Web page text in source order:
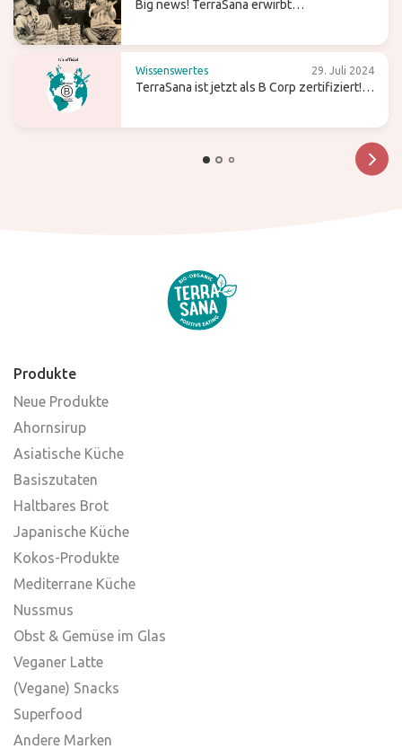
Big news! TerraSana erwirbt
Wissenswertes 29. Juli 2024
TerraSana ist jetzt als B Corp zertifiziert!
Produkte
Neue Produkte
Ahornsirup
Asiatische Küche
Basiszutaten
Haltbares Brot
Japanische Küche
Kokos-Produkte
Mediterrane Küche
Nussmus
Obst & Gemüse im Glas
Veganer Latte
(Vegane) Snacks
Superfood
Andere Marken